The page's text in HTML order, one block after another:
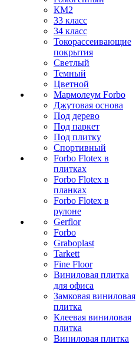
КМ2
33 класс
34 класс
Токорассеивающие
покрытия
Светлый
Темный
Цветной
Мармолеум Forbo
Джутовая основа
Под дерево
Под паркет
Под плитку
Спортивный
Forbo Flotex в
плитках
Forbo Flotex в
планках
Forbo Flotex в
рулоне
Gerflor
Forbo
Graboplast
Tarkett
Fine Floor
Виниловая плитка
для офиса
Замковая виниловая
плитка
Клеевая виниловая
плитка
Виниловая плитка